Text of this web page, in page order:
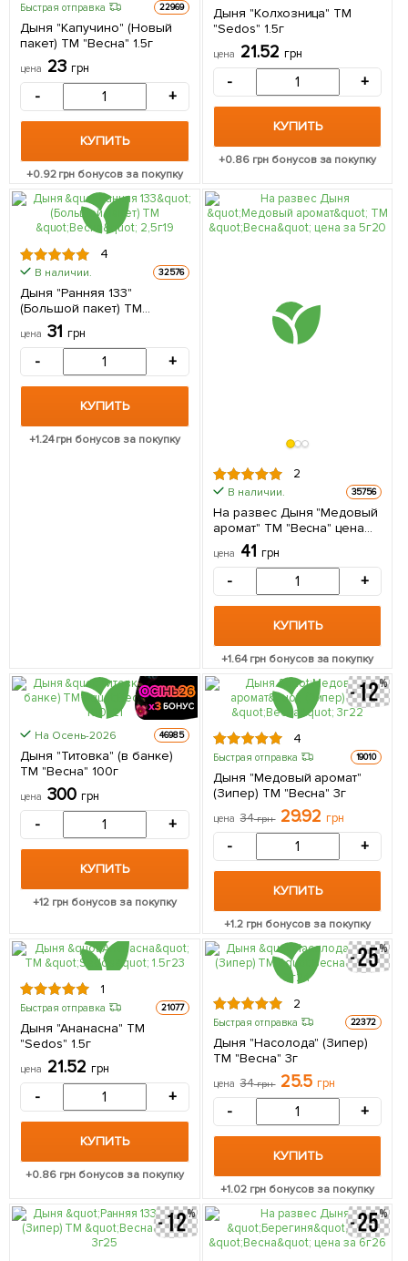
Быстрая отправка 22969
Дыня "Капучино" (Новый
пакет) ТМ "Весна" 1.5г
цена 23 грн
- +
КУПИТЬ
+0.92грн бонусов за покупку
Дыня "Колхозница" ТМ
"Sedos" 1.5г
цена 21.52 грн
- +
КУПИТЬ
+0.86грн бонусов за покупку
4
В наличии. 32576
Дыня "Ранняя 133"
(Большой пакет) ТМ
"Весна" 2,5г
цена 31 грн
- +
КУПИТЬ
+1.24грн бонусов за покупку
2
В наличии. 35756
На развес Дыня "Медовый
аромат" ТМ "Весна" цена
цена 41 грн
- +
КУПИТЬ
+1.64грн бонусов за покупку
На Осень-2026 46985
Дыня "Титовка" (в банке)
ТМ "Весна" 100г
цена 300 грн
- +
КУПИТЬ
+12 грн бонусов за покупку
4
Быстрая отправка 19010
Дыня "Медовый аромат"
(Зипер) ТМ "Весна" 3г
цена 34грн 29.92 грн
- +
КУПИТЬ
+1.2 грн бонусов за покупку
1
Быстрая отправка 21077
Дыня "Ананасна" ТМ
"Sedos" 1.5г
цена 21.52 грн
- +
КУПИТЬ
+0.86 грн бонусов за покупку
2
Быстрая отправка 22372
Дыня "Насолода" (Зипер)
ТМ "Весна" 3г
цена 34грн 25.5 грн
- +
КУПИТЬ
+1.02 грн бонусов за покупку